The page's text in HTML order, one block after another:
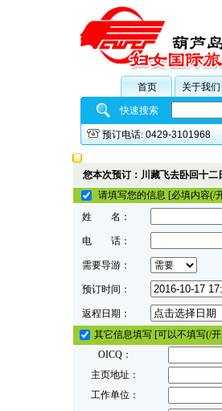
首页 关于我们
快速搜索
预订电话: 0429-3101968
您本次预订：川藏飞去卧回十二
请填写您的信息 [必填内容(/
姓 名：
电 话：
需要导游：
预订时间：
返程日期：
其它信息填写 [可以不填写(/
OICQ：
主页地址：
工作单位：